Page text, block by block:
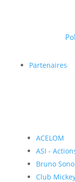
Partenaires
ACELOM
ASI -
Bruno Sono
Club